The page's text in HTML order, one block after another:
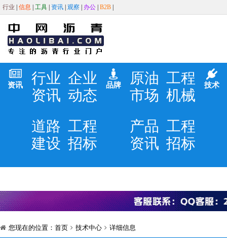
行业 信息 工具 资讯 观察 办公 B2B
资讯
行业
资讯
企业
动态
道路
建设
工程
招标
品牌
原油
市场
工程
机械
产品
资讯
工程
招标
技术
您现在的位置： 首页 技术中心 详细信息